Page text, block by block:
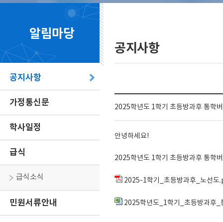
알림마당
공지사항
가정통신문
학사일정
급식
급식소식
민원서류안내
공지사항
2025학년도 1학기 초등방과후 통학
안녕하세요!
2025학년도 1학기 초등방과후 통학
2025-1학기_초등방과후_노선도
2025학년도_1학기_초등방과후